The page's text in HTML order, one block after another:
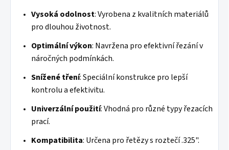
Vysoká odolnost: Vyrobena z kvalitních materiálů
pro dlouhou životnost.
Optimální výkon: Navržena pro efektivní řezání v
náročných podmínkách.
Snížené tření: Speciální konstrukce pro lepší
kontrolu a efektivitu.
Univerzální použití: Vhodná pro různé typy řezacích
prací.
Kompatibilita: Určena pro řetězy s roztečí .325".